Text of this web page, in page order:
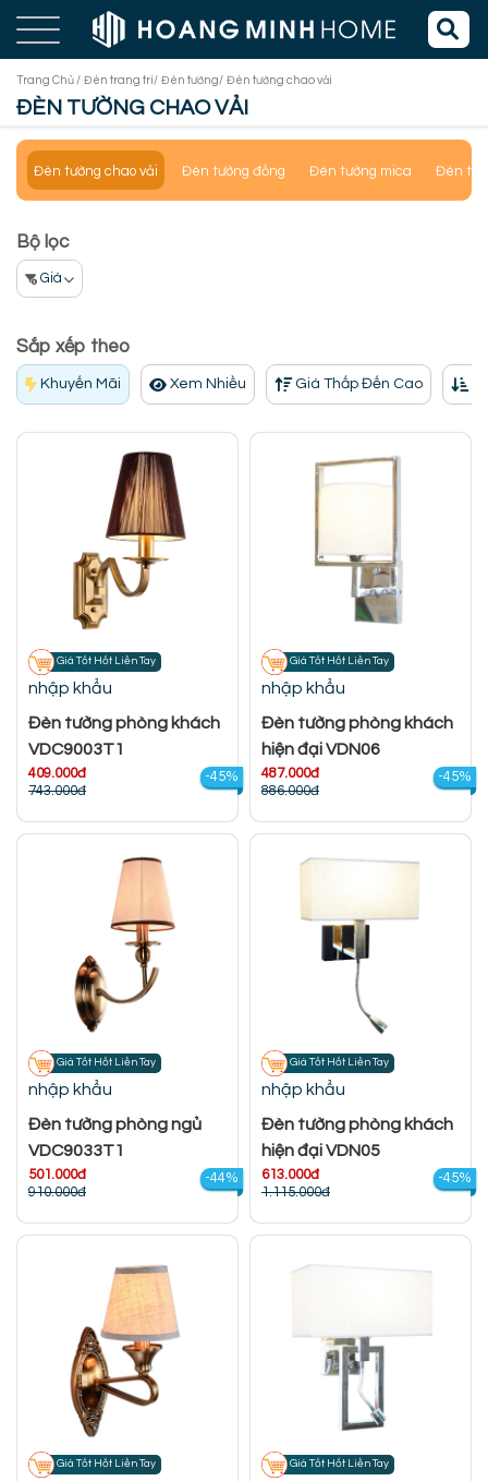
Trang Chủ / Đèn trang trí/ Đèn tường/ Đèn tường chao vải
ĐÈN TƯỜNG CHAO VẢI
Đèn tường chao vải Đèn tường đồng Đèn tường mica Đèn
Bộ lọc
Giá
Sắp xếp theo
Khuyến Mãi Xem Nhiều Giá Thấp Đến Cao
Giá Tốt Hốt Liền Tay
nhập khẩu
Đèn tường phòng khách
VDC9003T1
409.000đ
743.000đ
-45%
Giá Tốt Hốt Liền Tay
nhập khẩu
Đèn tường phòng khách
hiện đại VDN06
487.000đ
886.000đ
-45%
Giá Tốt Hốt Liền Tay
nhập khẩu
Đèn tường phòng ngủ
VDC9033T1
501.000đ
910.000đ
-44%
Giá Tốt Hốt Liền Tay
nhập khẩu
Đèn tường phòng khách
hiện đại VDN05
613.000đ
1.115.000đ
-45%
Giá Tốt Hốt Liền Tay Giá Tốt Hốt Liền Tay